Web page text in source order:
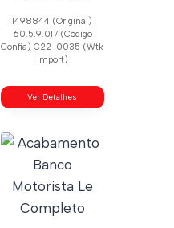
1498844 (Original)
60.5.9.017 (Código
Confia) C22-0035 (Wtk
Import)
Ver Detalhes